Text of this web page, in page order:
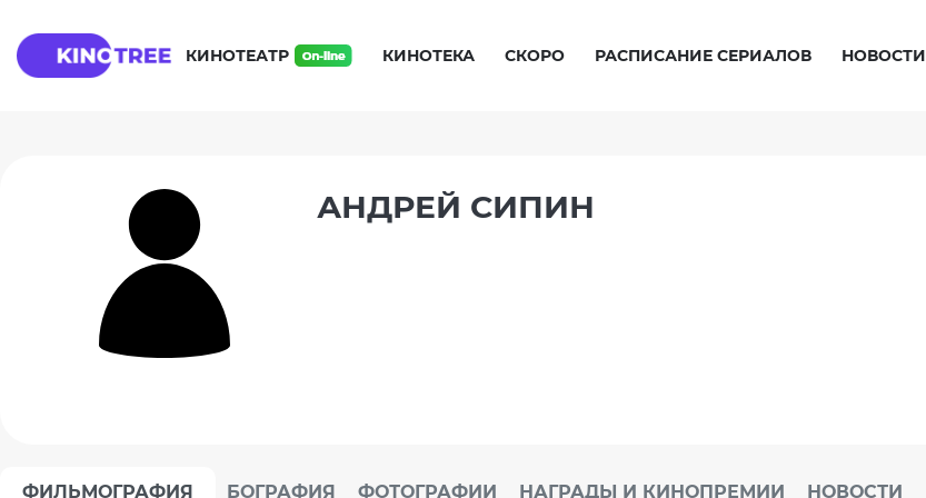
КИНОТЕАТР КИНОТЕКА СКОРО РАСПИСАНИЕ СЕРИАЛОВ НОВОСТИ
АНДРЕЙ СИПИН
ФИЛЬМОГРАФИЯ БОГРАФИЯ ФОТОГРАФИИ НАГРАДЫ И КИНОПРЕМИИ НОВОСТИ